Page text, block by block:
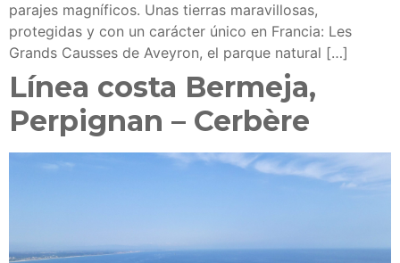
parajes magníficos. Unas tierras maravillosas,
protegidas y con un carácter único en Francia: Les
Grands Causses de Aveyron, el parque natural […]
Línea costa Bermeja,
Perpignan – Cerbère